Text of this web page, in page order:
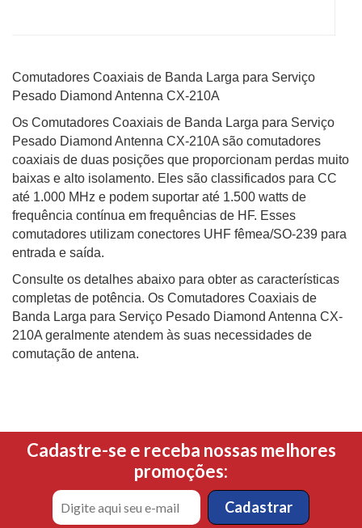
Comutadores Coaxiais de Banda Larga para Serviço
Pesado Diamond Antenna CX-210A
Os Comutadores Coaxiais de Banda Larga para Serviço
Pesado Diamond Antenna CX-210A são comutadores
coaxiais de duas posições que proporcionam perdas muito
baixas e alto isolamento. Eles são classificados para CC
até 1.000 MHz e podem suportar até 1.500 watts de
frequência contínua em frequências de HF. Esses
comutadores utilizam conectores UHF fêmea/SO-239 para
entrada e saída.
Consulte os detalhes abaixo para obter as características
completas de potência. Os Comutadores Coaxiais de
Banda Larga para Serviço Pesado Diamond Antenna CX-
210A geralmente atendem às suas necessidades de
comutação de antena.
Cadastre-se e receba nossas melhores
promoções: